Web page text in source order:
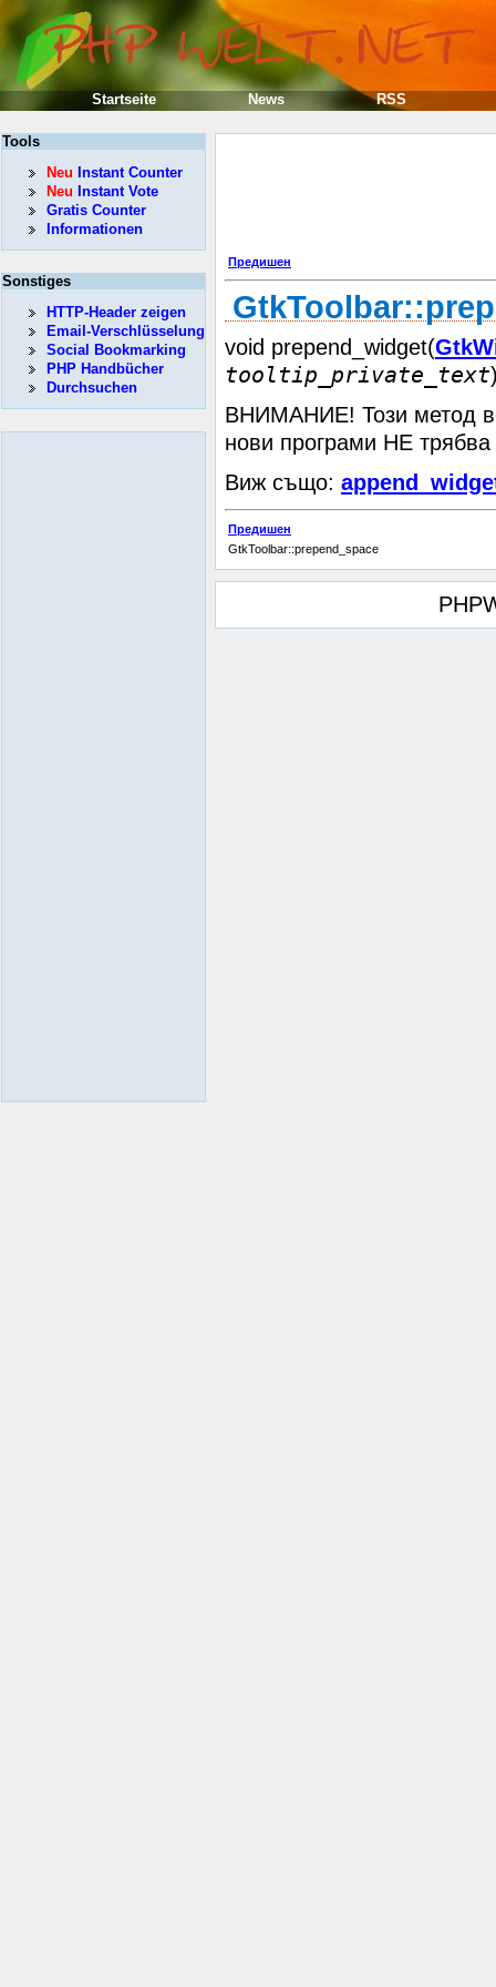
Предишен
void prepend_widget(
tooltip_private_text
ВНИМАНИЕ! Този метод
нови програми НЕ
Виж също:
Предишен
GtkToolbar::prepend_space
Tools
Neu Instant Counter
Neu Instant Vote
Gratis Counter
Informationen
Sonstiges
HTTP-Header zeigen
Email-Verschlüsselung
Social Bookmarking
PHP Handbücher
Durchsuchen
Startseite News RSS